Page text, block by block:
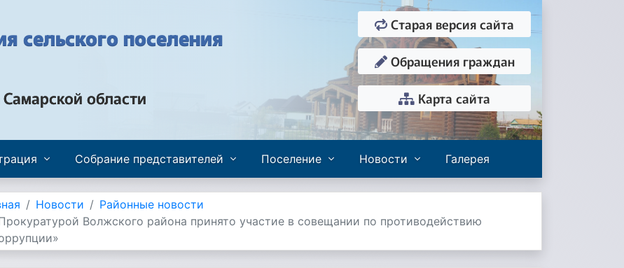
сельского поселения
области
Старая версия сайта
Обращения граждан
Карта сайта
Собрание представителей Поселение Новости Галерея
Новости
Районные новости
Волжского района принято участие в совещании по противодействию